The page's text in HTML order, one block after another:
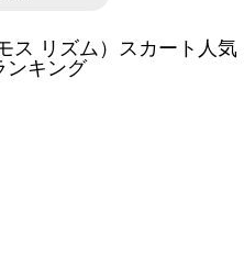
ス リズム）スカート人気
ンキング